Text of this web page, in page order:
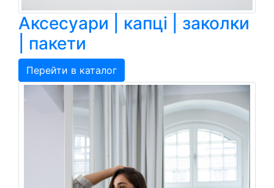
Аксесуари | капці | заколки
| пакети
Перейти в каталог